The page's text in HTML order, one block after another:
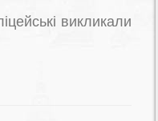
викликали